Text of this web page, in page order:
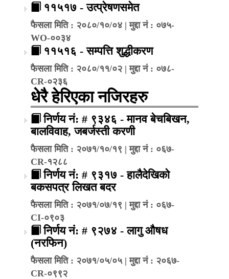
११५१७ - उत्प्रेषणसमेत
फैसला मिति : २०८०/१०/०४ | मुद्दा नं : ०७५-
WO-००३४
११५१६ - सम्पत्ति शुद्धीकरण
फैसला मिति : २०८०/११/०२ | मुद्दा नं : ०७८-
CR-०२३६
धेरै हेरिएका नजिरहरु
निर्णय नं: # ९३४६ - मानव बेचबिखन,
बालविवाह, जबर्जस्ती करणी
फैसला मिति : २०७१/१०/१९ | मुद्दा नं : ०६७-
CR-१२८८
निर्णय नं: # ९३१७ - हालैदेखिको
बकसपत्र लिखत बदर
फैसला मिति : २०७१/०७/१९ | मुद्दा नं : ०६७-
CI-०९०३
निर्णय नं: # ९२७४ - लागु औषध
(नरफिन)
फैसला मिति : २०७१/०५/०५ | मुद्दा नं : २०६७-
CR-०९९२